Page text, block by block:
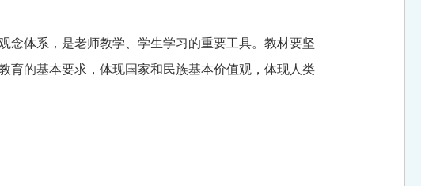
念体系，是老师教学、学生学习的重要工具。教材要坚
育的基本要求，体现国家和民族基本价值观，体现人类